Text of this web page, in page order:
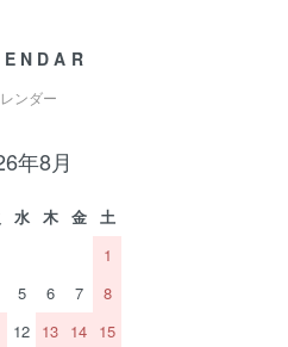
ンダー
年8月
水 木 金
土
1
5 6 7
8
12 13 14 15